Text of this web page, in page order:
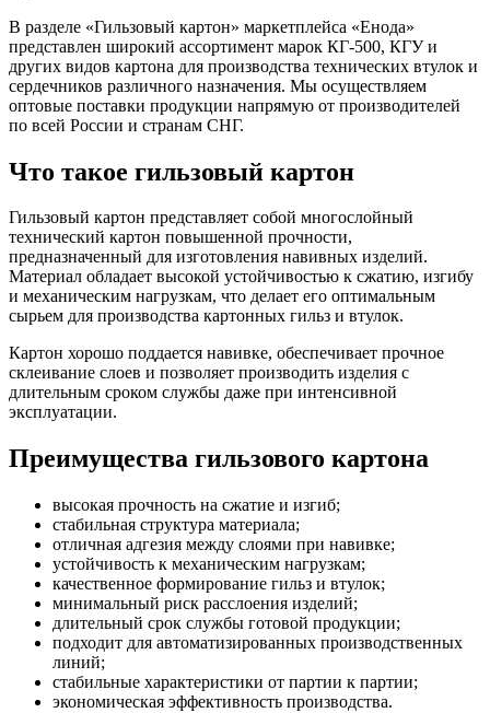
В разделе «Гильзовый картон» маркетплейса «Енода»
представлен широкий ассортимент марок КГ-500, КГУ и
других видов картона для производства технических втулок и
сердечников различного назначения. Мы осуществляем
оптовые поставки продукции напрямую от производителей
по всей России и странам СНГ.
Что такое гильзовый картон
Гильзовый картон представляет собой многослойный
технический картон повышенной прочности,
предназначенный для изготовления навивных изделий.
Материал обладает высокой устойчивостью к сжатию, изгибу
и механическим нагрузкам, что делает его оптимальным
сырьем для производства картонных гильз и втулок.
Картон хорошо поддается навивке, обеспечивает прочное
склеивание слоев и позволяет производить изделия с
длительным сроком службы даже при интенсивной
эксплуатации.
Преимущества гильзового картона
высокая прочность на сжатие и изгиб;
стабильная структура материала;
отличная адгезия между слоями при навивке;
устойчивость к механическим нагрузкам;
качественное формирование гильз и втулок;
минимальный риск расслоения изделий;
длительный срок службы готовой продукции;
подходит для автоматизированных производственных
линий;
стабильные характеристики от партии к партии;
экономическая эффективность производства.